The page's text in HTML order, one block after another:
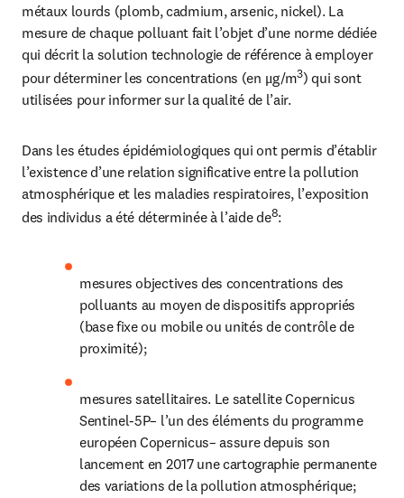
métaux lourds (plomb, cadmium, arsenic, nickel). La
mesure de chaque polluant fait l’objet d’une norme dédiée
qui décrit la solution technologie de référence à employer
pour déterminer les concentrations (en μg/m3) qui sont
utilisées pour informer sur la qualité de l’air.
Dans les études épidémiologiques qui ont permis d’établir
l’existence d’une relation significative entre la pollution
atmosphérique et les maladies respiratoires, l’exposition
des individus a été déterminée à l’aide de8:
mesures objectives des concentrations des
polluants au moyen de dispositifs appropriés
(base fixe ou mobile ou unités de contrôle de
proximité);
mesures satellitaires. Le satellite Copernicus
Sentinel-5P– l’un des éléments du programme
européen Copernicus– assure depuis son
lancement en 2017 une cartographie permanente
des variations de la pollution atmosphérique;